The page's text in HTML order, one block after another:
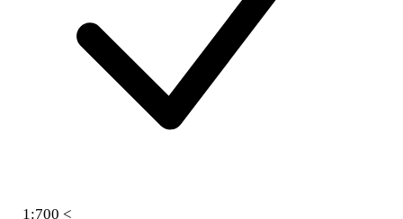
1:700 <